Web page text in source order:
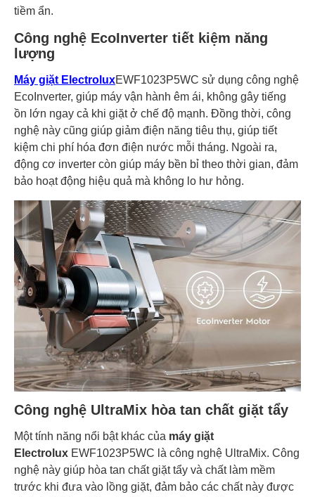
tiềm ẩn.
Công nghệ EcoInverter tiết kiệm năng
lượng
Máy giặt ElectroluxEWF1023P5WC sử dụng công nghệ
EcoInverter, giúp máy vận hành êm ái, không gây tiếng
ồn lớn ngay cả khi giặt ở chế độ mạnh. Đồng thời, công
nghệ này cũng giúp giảm điện năng tiêu thụ, giúp tiết
kiệm chi phí hóa đơn điện nước mỗi tháng. Ngoài ra,
động cơ inverter còn giúp máy bền bỉ theo thời gian, đảm
bảo hoạt động hiệu quả mà không lo hư hỏng.
Công nghệ UltraMix hòa tan chất giặt tẩy
Một tính năng nổi bật khác của máy giặt
Electrolux EWF1023P5WC là công nghệ UltraMix. Công
nghệ này giúp hòa tan chất giặt tẩy và chất làm mềm
trước khi đưa vào lồng giặt, đảm bảo các chất này được